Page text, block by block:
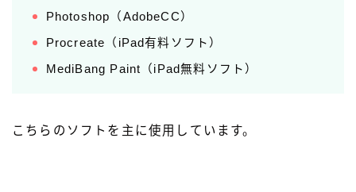
Photoshop（AdobeCC）
Procreate（iPad有料ソフト）
MediBang Paint（iPad無料ソフト）
こちらのソフトを主に使用しています。